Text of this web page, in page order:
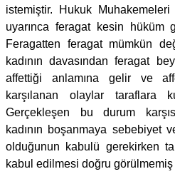
istemiştir. Hukuk
uyarınca feragat kesin hüküm
Feragatten feragat mümkün
kadının davasından feragat
affettiği anlamına gelir ve
karşılanan olaylar taraflara
Gerçekleşen bu durum
kadının boşanmaya sebebiyet
olduğunun kabulü gerekirken
kabul edilmesi doğru görülmemiş